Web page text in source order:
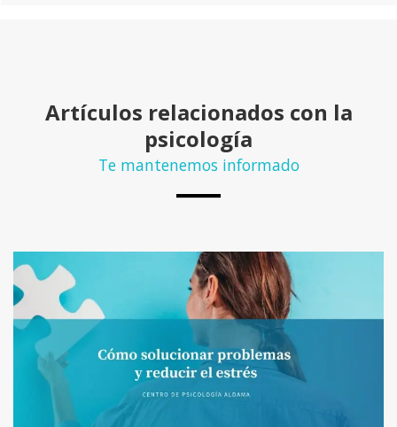
Artículos relacionados con la
psicología
Te mantenemos informado